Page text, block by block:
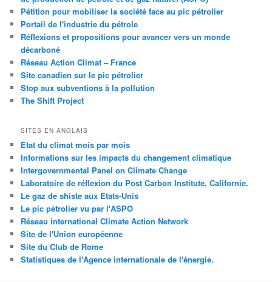
Pétition pour mobiliser la société face au pic pétrolier
Portail de l'industrie du pétrole
Réflexions et propositions pour avancer vers un monde
décarboné
Réseau Action Climat – France
Site canadien sur le pic pétrolier
Stop aux subventions à la pollution
The Shift Project
SITES EN ANGLAIS
Etat du climat mois par mois
Informations sur les impacts du changement climatique
Intergovernmental Panel on Climate Change
Laboratoire de réflexion du Post Carbon Institute, Californie.
Le gaz de shiste aux Etats-Unis
Le pic pétrolier vu par l'ASPO
Réseau international Climate Action Network
Site de l'Union européenne
Site du Club de Rome
Statistiques de l'Agence internationale de l'énergie.